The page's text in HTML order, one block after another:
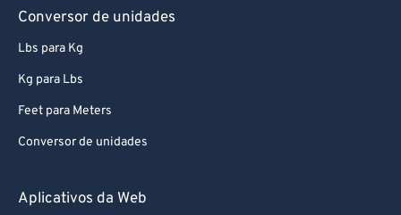
Conversor de unidades
Lbs para Kg
Kg para Lbs
Feet para Meters
Conversor de unidades
Aplicativos da Web